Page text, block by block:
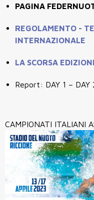
PAGINA
REGOLAMENTO -
INTERNAZIONALE
LA SCORSA
Report: DAY 1 – DAY
CAMPIONATI ITALIANI